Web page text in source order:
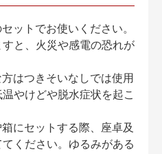
ットでお使いください。
と、火災や感電の恐れが
はつきそいなしでは使用
やけどや脱水症状を起こ
にセットする際、座卓及
ください。ゆるみがある